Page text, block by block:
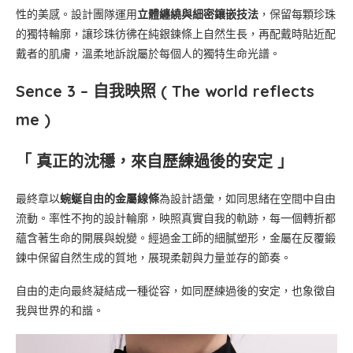
性的美感。設計團隊運用立體纏繞與細密鑲嵌技法 ，保留每顆珍珠
的獨特輪廓，讓珍珠彷彿在純銀鍊條上自然生長，再配戴時貼近配
戴者的肌膚，溫柔地訴說屬於每個人的獨特生命光譜。
Sence 3 – 自我映照 ( The world reflects
me )
「 真正的沈穩，來自歷練過後的安定 」
最終章以蜿蜒自由的金屬線條為設計語彙，如同思緒在空間中自由
流動。率性不拘的設計輪廓，映照真實自我的軌跡，每一個轉折都
蘊含著生命的開展與蛻變。經過金工師的細膩塑形，金屬在反覆鍛
鍊中保留自然生成的質地，展現柔韌與力量並存的節奏。
自由的走向最終凝結成一種從容，如同歷練過後的安定，也象徵自
我與世界的和諧。